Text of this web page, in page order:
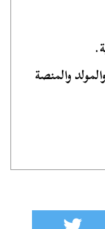
والمنصة